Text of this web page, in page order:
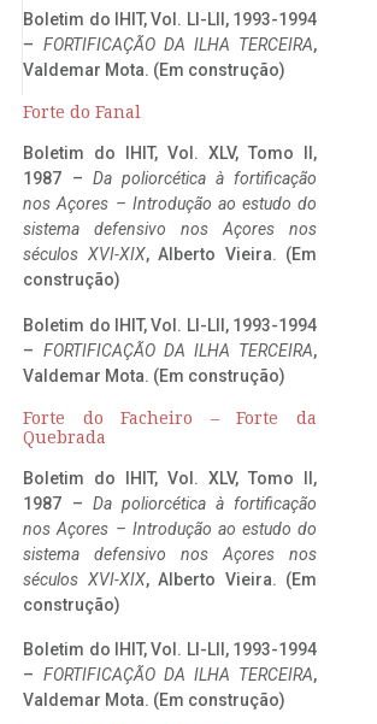
Boletim do IHIT, Vol. LI-LII, 1993-1994
– FORTIFICAÇÃO DA ILHA TERCEIRA,
Valdemar Mota. (Em construção)
Forte do Fanal
Boletim do IHIT, Vol. XLV, Tomo II,
1987 – Da poliorcética à fortificação
nos Açores – Introdução ao estudo do
sistema defensivo nos Açores nos
séculos XVI-XIX, Alberto Vieira. (Em
construção)
Boletim do IHIT, Vol. LI-LII, 1993-1994
– FORTIFICAÇÃO DA ILHA TERCEIRA,
Valdemar Mota. (Em construção)
Forte do Facheiro – Forte da
Quebrada
Boletim do IHIT, Vol. XLV, Tomo II,
1987 – Da poliorcética à fortificação
nos Açores – Introdução ao estudo do
sistema defensivo nos Açores nos
séculos XVI-XIX, Alberto Vieira. (Em
construção)
Boletim do IHIT, Vol. LI-LII, 1993-1994
– FORTIFICAÇÃO DA ILHA TERCEIRA,
Valdemar Mota. (Em construção)